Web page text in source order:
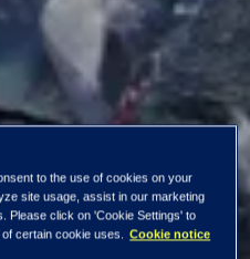
to the use of cookies on your
site usage, assist in our marketing
Please click on 'Cookie Settings' to
certain cookie uses.
Cookie notice